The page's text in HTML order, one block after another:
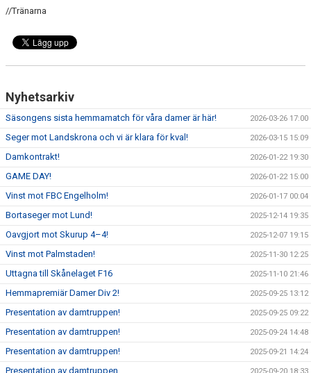
//Tränarna
Nyhetsarkiv
Säsongens sista hemmamatch för våra damer är här! 2026-03-26 17:00
Seger mot Landskrona och vi är klara för kval! 2026-03-15 15:09
Damkontrakt! 2026-01-22 19:30
GAME DAY! 2026-01-22 15:00
Vinst mot FBC Engelholm! 2026-01-17 00:04
Bortaseger mot Lund! 2025-12-14 19:35
Oavgjort mot Skurup 4–4! 2025-12-07 19:15
Vinst mot Palmstaden! 2025-11-30 12:25
Uttagna till Skånelaget F16 2025-11-10 21:46
Hemmapremiär Damer Div 2! 2025-09-25 13:12
Presentation av damtruppen! 2025-09-25 09:22
Presentation av damtruppen! 2025-09-24 14:48
Presentation av damtruppen! 2025-09-21 14:24
Presentation av damtruppen